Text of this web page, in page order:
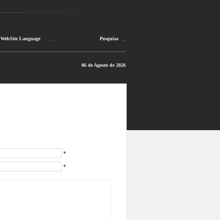
Pesquisa
WebSite Language
06 de Agosto de 2026
*
*